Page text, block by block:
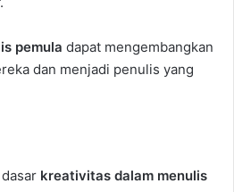
pemula dapat mengembangkan
dan menjadi penulis yang
kreativitas dalam menulis